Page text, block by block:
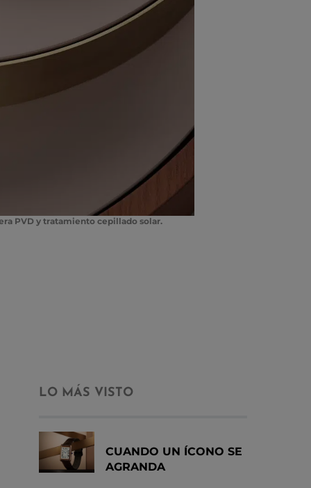
PVD y tratamiento cepillado solar.
LO MÁS VISTO
CUANDO UN ÍCONO SE
AGRANDA